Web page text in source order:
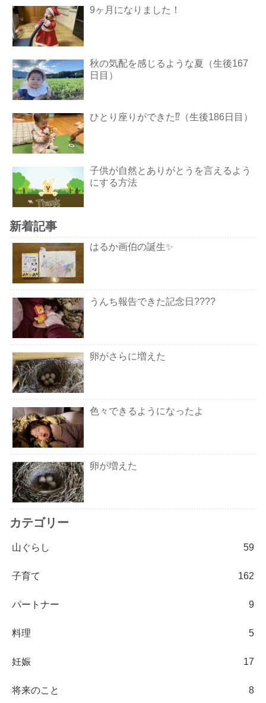
9ヶ月になりました！
秋の気配を感じるような夏（生後167
日目）
ひとり座りができた⁉︎（生後186日目）
子供が自然とありがとうを言えるよう
にする方法
新着記事
はるか画伯の誕生✨
うんち報告できた記念日????
卵がさらに増えた
色々できるようになったよ
卵が増えた
カテゴリー
山ぐらし 59
子育て 162
パートナー 9
料理 5
妊娠 17
将来のこと 8